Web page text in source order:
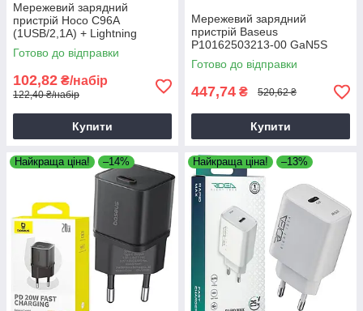
Мережевий зарядний
пристрій Hoco C96A
(1USB/2,1A) + Lightning
чорний, зарядка для
смартфона
Готово до відправки
102,82 ₴/набір
122,40 ₴/набір
Купити
Мережевий зарядний
пристрій Baseus
P10162503213-00 GaN5S
QC3.0 (1Type-C/20W) білий,
зарядний пристрій для
телефону
Готово до відправки
447,74 ₴ 520,62 ₴
Купити
Найкраща ціна! –14% Найкраща ціна! –13%